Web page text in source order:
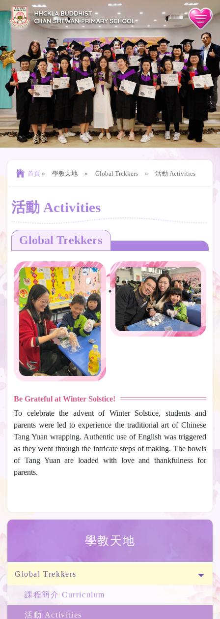
學教天地
Global Trekkers
課程簡介 Curriculum
活動 Activities
首頁 » 學教天地 » Global Trekkers » 活動 Activities
活動 Activities
Global Trekkers
Be Grateful at Winter Solstice!
To celebrate the advent of Winter Solstice, students and
parents were led to experience the traditional art of Chinese
Tang Yuan wrapping. Authentic use of English was triggered
as they went through the intricate steps of making. The bowls
of Tang Yuan are loaded with love and thankfulness for
parents.